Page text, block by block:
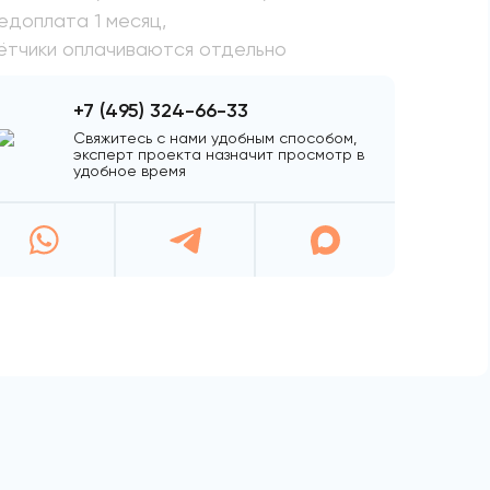
1 месяц,
оплачиваются отдельно
+7 (495) 324-66-33
Свяжитесь с нами удобным способом,
эксперт проекта назначит просмотр в
удобное время